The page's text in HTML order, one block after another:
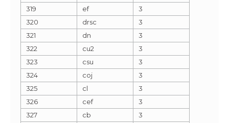
319
ef
3
320
drsc
3
321
dn
3
322
cu2
3
323
csu
3
324
coj
3
325
cl
3
326
cef
3
327
cb
3